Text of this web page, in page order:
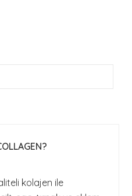
kolajen ile